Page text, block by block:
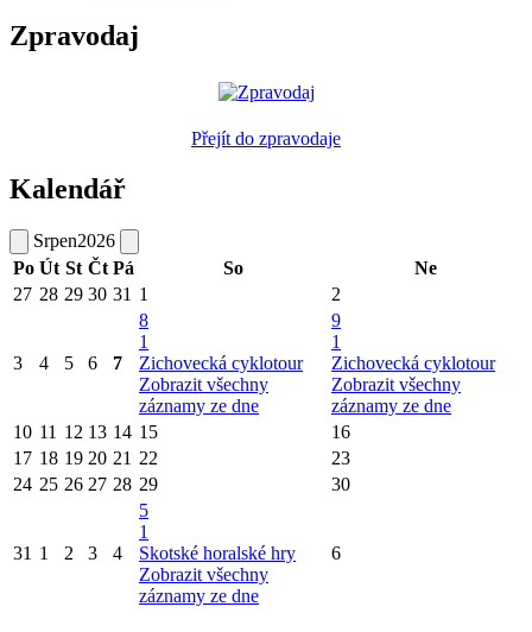
Zpravodaj
Přejít do zpravodaje
Kalendář
Srpen2026
Po Út St Čt Pá So
Ne
27 28 29 30 31 1 2
3 4 5 6 7
8
1
Zichovecká cyklotour
Zobrazit všechny
záznamy ze dne
9
1
Zichovecká cyklotour
Zobrazit všechny
záznamy ze dne
10 11 12 13 14 15
16
17 18 19 20 21 22
23
24 25 26 27 28 29 30
31 1 2 3 4
5
1
Skotské horalské hry
Zobrazit všechny
záznamy ze dne
6